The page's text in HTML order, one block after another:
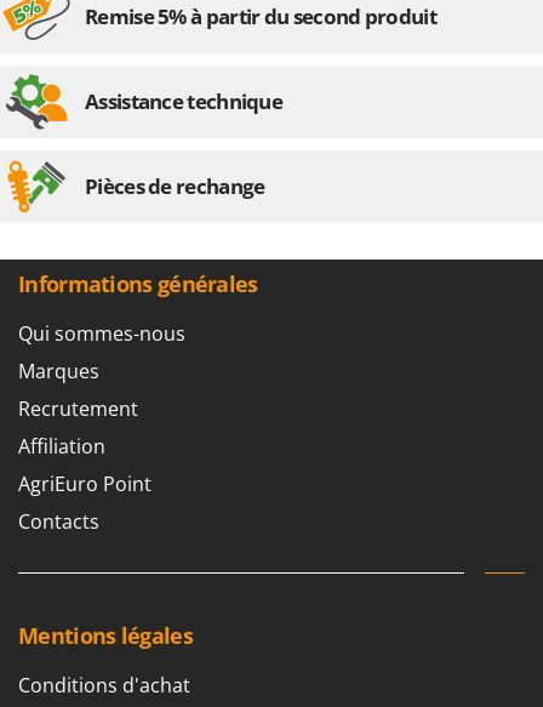
Remise 5% à partir du second produit
Assistance technique
Pièces de rechange
Informations générales
Qui sommes-nous
Marques
Recrutement
Affiliation
AgriEuro Point
Contacts
Mentions légales
Conditions d'achat